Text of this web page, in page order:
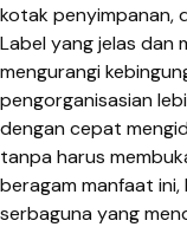
kotak penyimpanan,
Label yang jelas dan
mengurangi
pengorganisasian
dengan cepat
tanpa harus
beragam manfaat ini,
serbaguna yang